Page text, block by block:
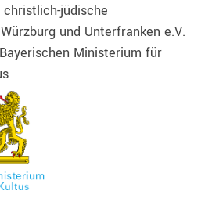
jüdische
und Unterfranken e.V.
Ministerium für